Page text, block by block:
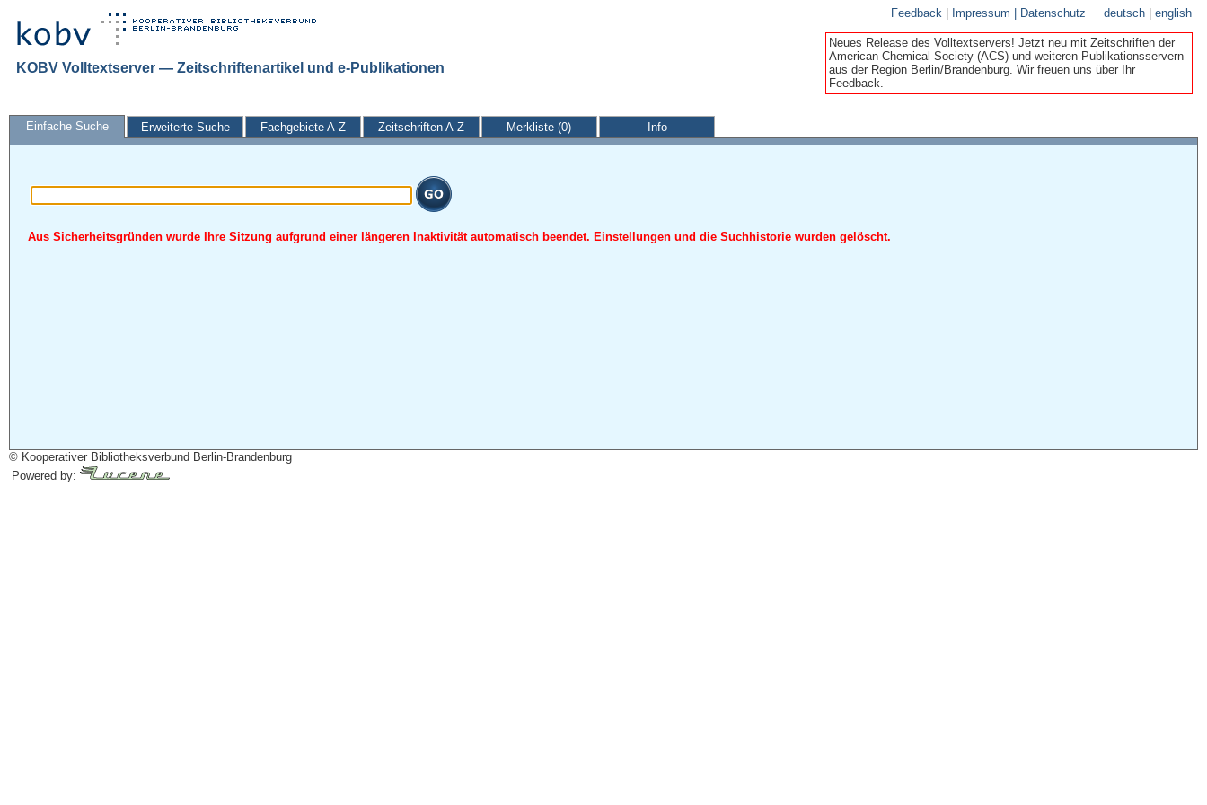
Feedback Impressum | Datenschutz deutsch |english
KOBV Volltextserver — Zeitschriftenartikel und e-Publikationen
Neues Release des Volltextservers! Jetzt neu mit Zeitschriften der
American Chemical Society (ACS) und weiteren Publikationsservern
aus der Region Berlin/Brandenburg. Wir freuen uns über Ihr
Feedback.
Einfache Suche Erweiterte Suche Fachgebiete A-Z Zeitschriften A-Z Merkliste (0) Info
Aus Sicherheitsgründen wurde Ihre Sitzung aufgrund einer längeren Inaktivität automatisch beendet. Einstellungen und die Suchhistorie wurden gelöscht.
© Kooperativer Bibliotheksverbund Berlin-Brandenburg
Powered by: